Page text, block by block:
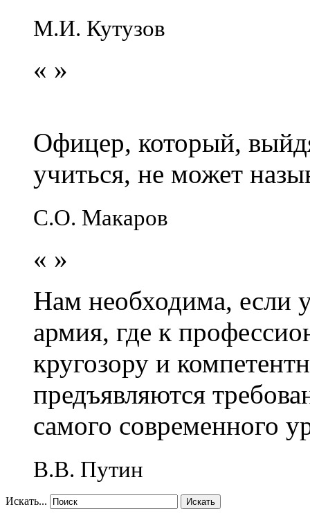
М.И. Кутузов
« »
Офицер, который,
учиться, не может
С.О. Макаров
« »
Нам необходима, если
армия, где к
кругозору и
предъявляются
самого современного
В.В. Путин
Искать... Искать